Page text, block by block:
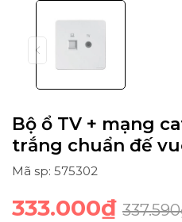
Bộ ổ TV + mạng
trắng chuẩn đế
Mã sp: 575302
333.000₫